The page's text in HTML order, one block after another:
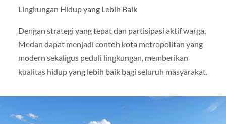
Lingkungan Hidup yang Lebih Baik
Dengan strategi yang tepat dan partisipasi aktif warga,
Medan dapat menjadi contoh kota metropolitan yang
modern sekaligus peduli lingkungan, memberikan
kualitas hidup yang lebih baik bagi seluruh masyarakat.